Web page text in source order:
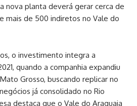
nova planta deverá gerar cerca de
mais de 500 indiretos no Vale do
o investimento integra a
quando a companhia expandiu
Grosso, buscando replicar no
já consolidado no Rio
destaca que o Vale do Araguaia